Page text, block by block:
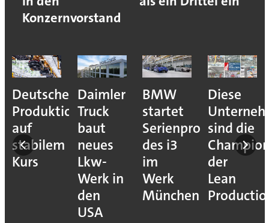
Konzernvorstand
Deutsche
Produktion
auf
stabilem
Kurs
Daimler
Truck
baut
neues
Lkw-
Werk in
den
USA
BMW
startet
Serienproduktion
des i3
im
Werk
München
Diese
sind die
der
Lean